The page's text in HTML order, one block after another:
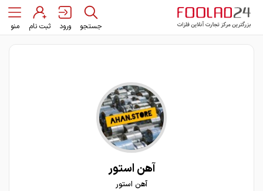
جستجو ورود ثبت نام منو
آهن استور
آهن استور